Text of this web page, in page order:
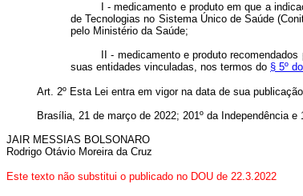
I - medicamento e produto em que a
de Tecnologias no Sistema Único de Saúde
pelo Ministério da Saúde;
II - medicamento e produto
suas entidades vinculadas, nos termos do § 5º
Art. 2º Esta Lei entra em vigor na data de sua
Brasília, 21 de março de 2022; 201º da Independência e
JAIR MESSIAS BOLSONARO
Rodrigo Otávio Moreira da Cruz
Este texto não substitui o publicado no DOU de 22.3.2022